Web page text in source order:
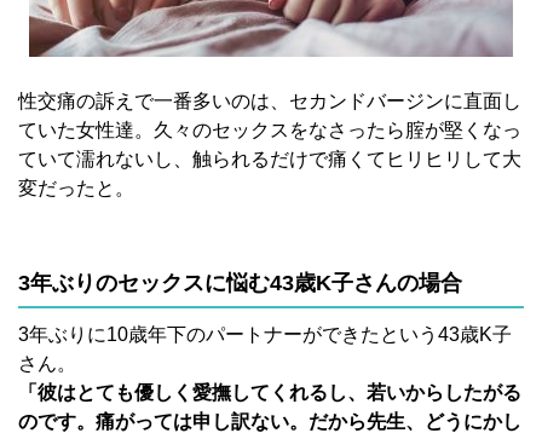
性交痛の訴えで一番多いのは、セカンドバージンに直面し
ていた女性達。久々のセックスをなさったら腟が堅くなっ
ていて濡れないし、触られるだけで痛くてヒリヒリして大
変だったと。
3年ぶりのセックスに悩む43歳K子さんの場合
3年ぶりに10歳年下のパートナーができたという43歳K子
さん。
「彼はとても優しく愛撫してくれるし、若いからしたがる
のです。痛がっては申し訳ない。だから先生、どうにかし